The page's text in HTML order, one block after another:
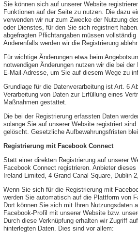
Sie können sich auf unserer Website
Funktionen auf der Seite zu nutzen. Die dazu
verwenden wir nur zum Zwecke der Nutzung
oder Dienstes, für den Sie sich registriert
abgefragten Pflichtangaben müssen vollständig
Anderenfalls werden wir die Registrierung
Für wichtige Änderungen etwa beim
notwendigen Änderungen nutzen wir die bei der
E-Mail-Adresse, um Sie auf diesem Wege zu
Grundlage für die Datenverarbeitung ist Art. 6
Verarbeitung von Daten zur Erfüllung eines
Maßnahmen gestattet.
Die bei der Registrierung erfassten Daten
solange Sie auf unserer Website registriert
gelöscht. Gesetzliche Aufbewahrungsfristen
Registrierung mit Facebook Connect
Statt einer direkten Registrierung auf unserer
Facebook Connect registrieren. Anbieter
Ireland Limited, 4 Grand Canal Square, Dublin
Wenn Sie sich für die Registrierung mit
werden Sie automatisch auf die Plattform von
Dort können Sie sich mit Ihren Nutzungsdaten
Facebook-Profil mit unserer Website bzw.
Durch diese Verknüpfung erhalten wir Zugriff
hinterlegten Daten. Dies sind vor allem: